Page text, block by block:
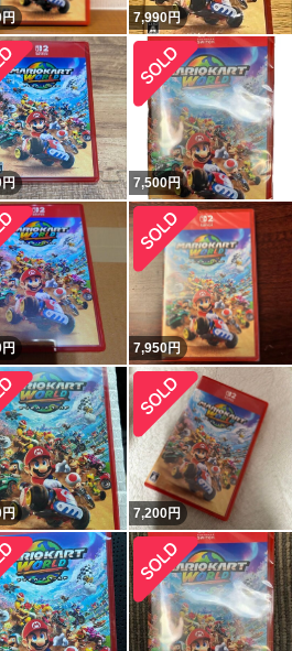
円 7,990円
円 7,500円
円 7,950円
円 7,200円